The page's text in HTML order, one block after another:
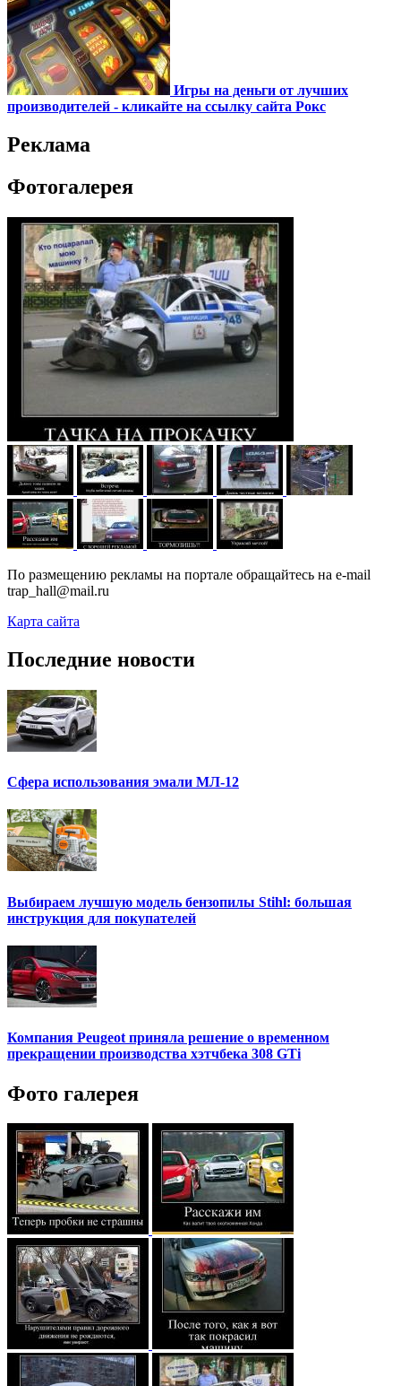
Игры на деньги от лучших
производителей - кликайте на ссылку сайта Рокс
Реклама
Фотогалерея
По размещению рекламы на портале обращайтесь на e-mail
trap_hall@mail.ru
Карта сайта
Последние новости
Сфера использования эмали МЛ-12
Выбираем лучшую модель бензопилы Stihl: большая
инструкция для покупателей
Компания Peugeot приняла решение о временном
прекращении производства хэтчбека 308 GTi
Фото галерея